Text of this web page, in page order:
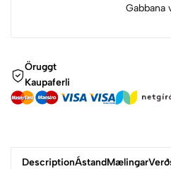
Gabbana
Öruggt
Kaupaferli
DescriptionÁstandMælingar